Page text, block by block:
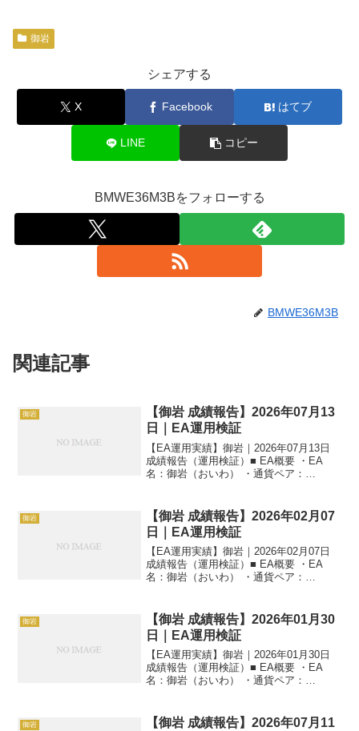
御岩
シェアする
X Facebook はてブ
LINE コピー
BMWE36M3Bをフォローする
BMWE36M3B
関連記事
御岩
【御岩 成績報告】2026年07月13
日｜EA運用検証
【EA運用実績】御岩｜2026年07月13日
成績報告（運用検証）■ EA概要 ・EA
名：御岩（おいわ） ・通貨ペア：
日の運用成績【M1】 ・当日損...
御岩
【御岩 成績報告】2026年02月07
日｜EA運用検証
【EA運用実績】御岩｜2026年02月07日
成績報告（運用検証）■ EA概要 ・EA
名：御岩（おいわ） ・通貨ペア：
日の運用成績【M1】 ・当日損...
御岩
【御岩 成績報告】2026年01月30
日｜EA運用検証
【EA運用実績】御岩｜2026年01月30日
成績報告（運用検証）■ EA概要 ・EA
名：御岩（おいわ） ・通貨ペア：
日の運用成績【M1】 ・当日損...
御岩
【御岩 成績報告】2026年07月11